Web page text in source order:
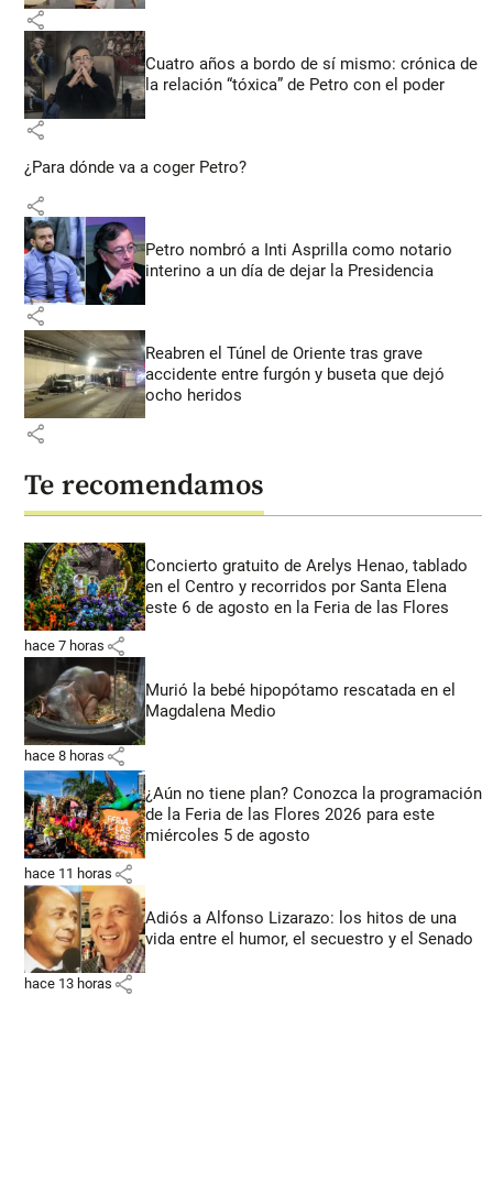
share
Cuatro años a bordo de sí mismo: crónica de
la relación “tóxica” de Petro con el poder
share
¿Para dónde va a coger Petro?
share
Petro nombró a Inti Asprilla como notario
interino a un día de dejar la Presidencia
share
Reabren el Túnel de Oriente tras grave
accidente entre furgón y buseta que dejó
ocho heridos
share
Te recomendamos
Concierto gratuito de Arelys Henao, tablado
en el Centro y recorridos por Santa Elena
este 6 de agosto en la Feria de las Flores
hace 7 horas share
Murió la bebé hipopótamo rescatada en el
Magdalena Medio
hace 8 horas share
¿Aún no tiene plan? Conozca la programación
de la Feria de las Flores 2026 para este
miércoles 5 de agosto
hace 11 horas share
Adiós a Alfonso Lizarazo: los hitos de una
vida entre el humor, el secuestro y el Senado
hace 13 horas share